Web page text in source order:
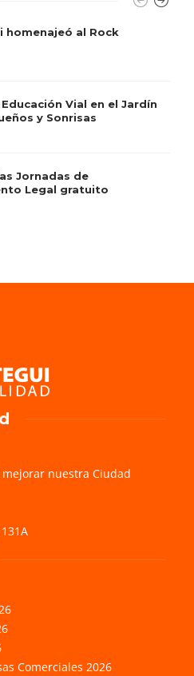
homenajeó al Rock
Vial en el Jardín
y Sonrisas
Jornadas de
Legal gratuito
nuestra Ciudad
Comerciales 2026